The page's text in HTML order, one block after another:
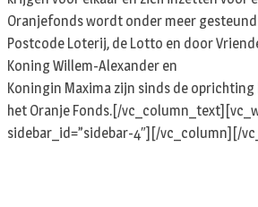
Oranjefonds wordt onder meer
Postcode Loterij, de Lotto en door
Koning Willem-Alexander en
Koningin Maxima zijn sinds de oprichting
het Oranje Fonds.[/
sidebar_id=”sidebar-4″][/vc_column][/